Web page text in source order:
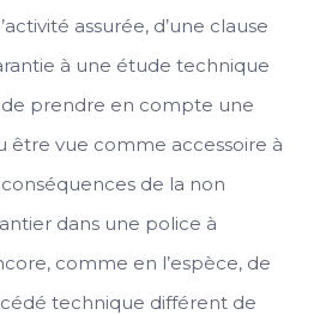
assurée, d’une clause
à une étude technique
prendre en compte une
être vue comme accessoire à
de la non
dans une police à
comme en l’espèce, de
technique différent de